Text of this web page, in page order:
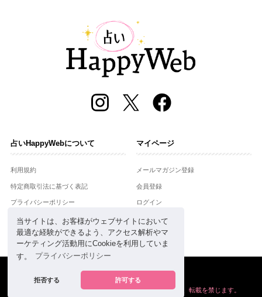
当サイトは、お客様がウェブサイトにおいて
最適な経験ができるよう、アクセス解析やマ
ーケティング活動用にCookieを利用していま
す。
プライバシーポリシー
拒否する 許可する
占いHappyWebについて
利用規約
特定商取引法に基づく表記
プライバシーポリシー
運営会社
お問合せ
マイページ
メールマガジン登録
会員登録
ログイン
powered by
掲載の情報や画像など、すべてのコンテンツの無断複写、転載を禁じます。